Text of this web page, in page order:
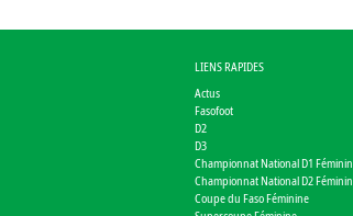
LIENS RAPIDES
Actus
Fasofoot
D2
D3
Championnat National D1 Féminin
Championnat National D2 Féminin
Coupe du Faso Féminine